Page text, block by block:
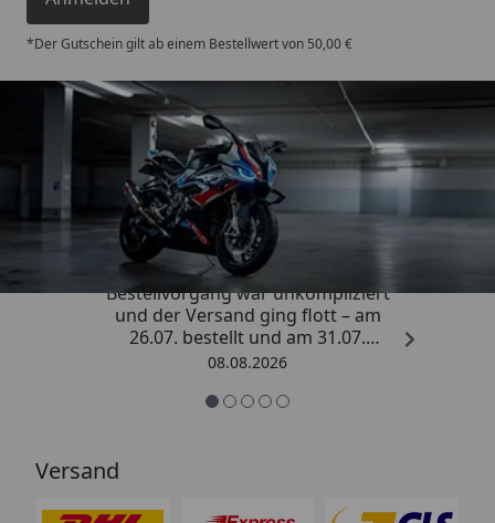
*Der Gutschein gilt ab einem Bestellwert von 50,00 €
Trusted Shops
4,85/ 5
„Sehr zufriedener Kauf! Der
Bestellvorgang war unkompliziert
und der Versand ging flott – am
26.07. bestellt und am 31.07.
geliefert. Die Abdeckplane
Beschreibung und schützt
08.08.2026
Versand